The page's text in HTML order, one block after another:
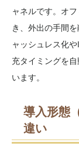
ャネルです。オ
き、外出の手間
ャッシュレス化
充タイミングを
います。
導入形態
違い